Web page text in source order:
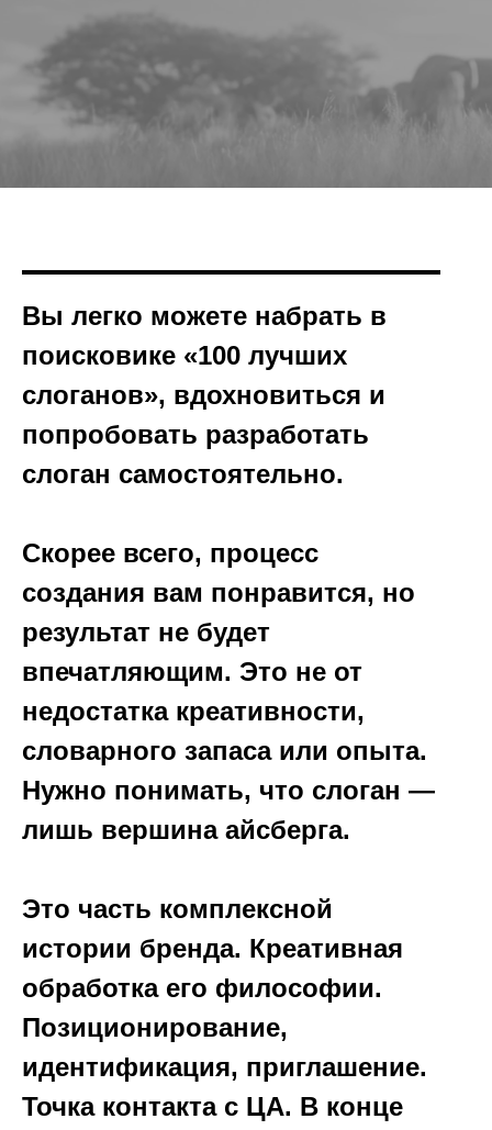
Вы легко можете набрать в
поисковике «100 лучших
слоганов», вдохновиться и
попробовать разработать
слоган самостоятельно.
Скорее всего, процесс
создания вам понравится, но
результат не будет
впечатляющим. Это не от
недостатка креативности,
словарного запаса или опыта.
Нужно понимать, что слоган —
лишь вершина айсберга.
Это часть комплексной
истории бренда. Креативная
обработка его философии.
Позиционирование,
идентификация, приглашение.
Точка контакта с ЦА. В конце